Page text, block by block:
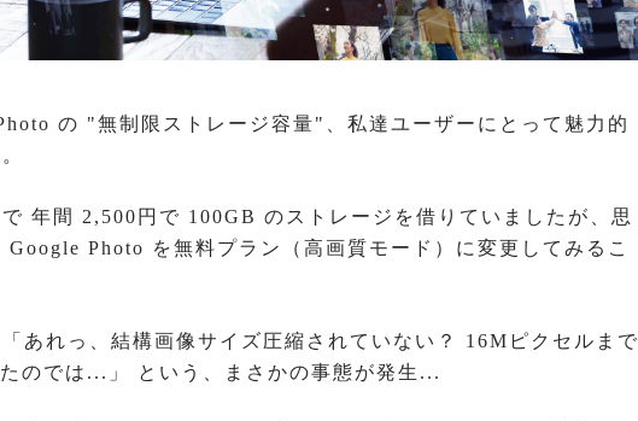
の "無制限ストレージ容量"、私達ユーザーにとって魅力的
年間 2,500円で 100GB のストレージを借りていましたが、思
Google Photo を無料プラン（高画質モード）に変更してみるこ
あれっ、結構画像サイズ圧縮されていない？ 16Mピクセルまで
のでは...」 という、まさかの事態が発生...